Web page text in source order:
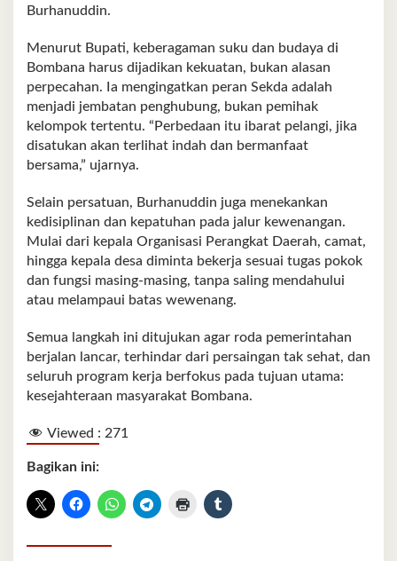
Burhanuddin.
Menurut Bupati, keberagaman suku dan budaya di
Bombana harus dijadikan kekuatan, bukan alasan
perpecahan. Ia mengingatkan peran Sekda adalah
menjadi jembatan penghubung, bukan pemihak
kelompok tertentu. “Perbedaan itu ibarat pelangi, jika
disatukan akan terlihat indah dan bermanfaat
bersama,” ujarnya.
Selain persatuan, Burhanuddin juga menekankan
kedisiplinan dan kepatuhan pada jalur kewenangan.
Mulai dari kepala Organisasi Perangkat Daerah, camat,
hingga kepala desa diminta bekerja sesuai tugas pokok
dan fungsi masing-masing, tanpa saling mendahului
atau melampaui batas wewenang.
Semua langkah ini ditujukan agar roda pemerintahan
berjalan lancar, terhindar dari persaingan tak sehat, dan
seluruh program kerja berfokus pada tujuan utama:
kesejahteraan masyarakat Bombana.
Viewed : 271
Bagikan ini: